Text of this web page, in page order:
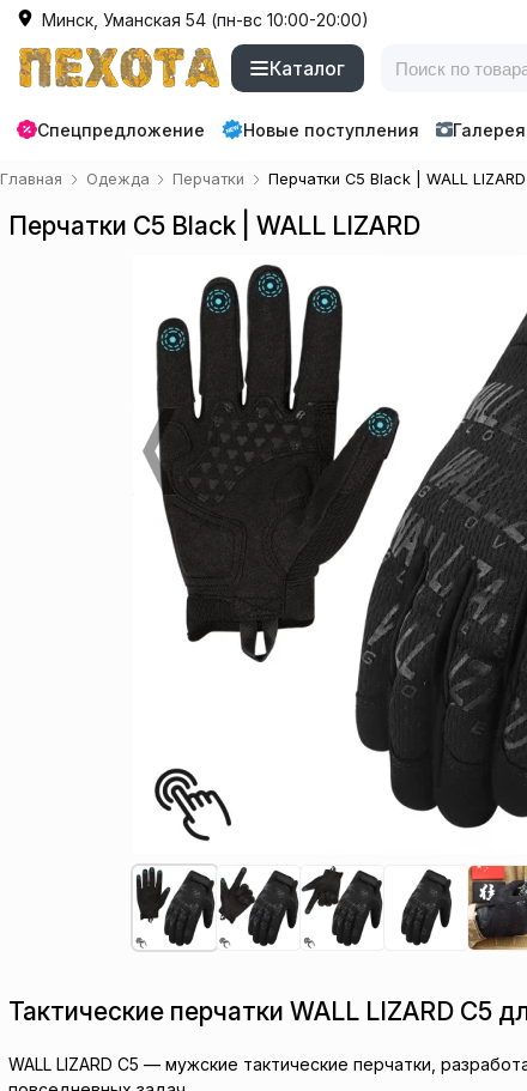
Минск, Уманская 54 (пн-вс 10:00-20:00)
Каталог
Спецпредложение Новые поступления Галерея
Главная Одежда Перчатки Перчатки C5 Black | WALL LIZARD
Перчатки C5 Black | WALL LIZARD
Тактические перчатки WALL LIZARD C5
WALL LIZARD C5 — мужские тактические перчатки,